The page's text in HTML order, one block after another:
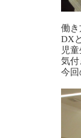
働
DX
児
気付
今